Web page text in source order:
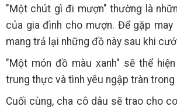
"Một chút gì đi mượn" thường là
của gia đình cho mượn. Để gặp may
mang trả lại những đồ này sau khi
"Một món đồ màu xanh" sẽ thể
trung thực và tình yêu ngập tràn trong
Cuối cùng, cha cô dâu sẽ trao cho